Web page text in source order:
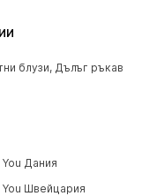
блузи, Дълъг ръкав
Дания
You Швейцария